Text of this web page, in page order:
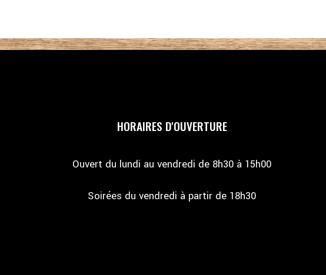
HORAIRES D'OUVERTURE
Ouvert du lundi au vendredi de 8h30 à 15h00
Soirées du vendredi à partir de 18h30